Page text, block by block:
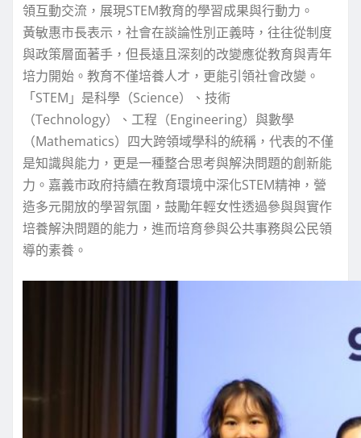
領互動交流，展現STEM教育的學習成果與行動力。
黃敏惠市長表示，社會在談論性別正義時，往往從制度
與政策層面著手，但長遠且深刻的改變應從教育與青年
培力開始。教育不僅培養人才，更能引領社會改變。
「STEM」是科學（Science）、技術
（Technology）、工程（Engineering）與數學
（Mathematics）四大跨領域學科的統稱，代表的不僅
是知識與能力，更是一種整合思考與解決問題的創新能
力。嘉義市政府持續在教育環境中深化STEM精神，營
造多元開放的學習氛圍，鼓勵年輕女性透過參與與實作
培養解決問題的能力，進而培育參與公共事務與公民領
導的素養。